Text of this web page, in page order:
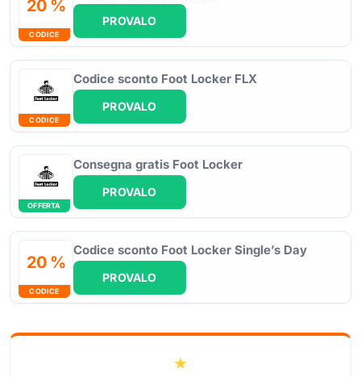
20 %
CODICE
PROVALO
CODICE
Codice sconto Foot Locker FLX
PROVALO
OFFERTA
Consegna gratis Foot Locker
PROVALO
20 %
CODICE
Codice sconto Foot Locker Single’s Day
PROVALO